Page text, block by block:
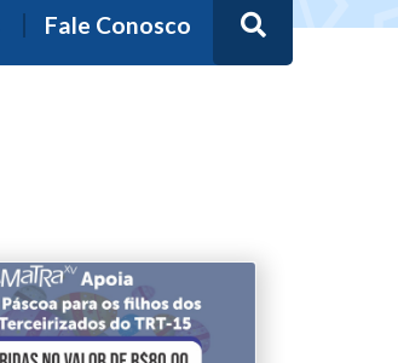
Fale Conosco